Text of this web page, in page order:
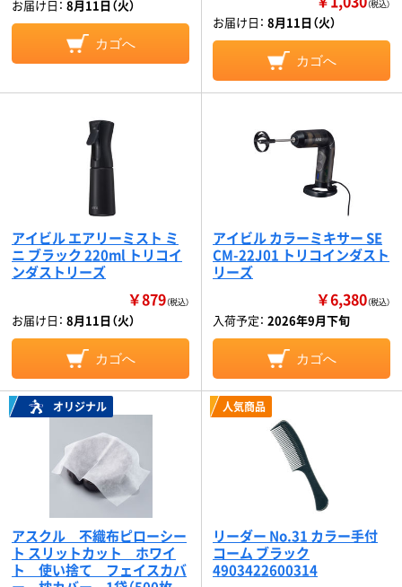
お届け日： 8月11日（火）
カゴへ
（税込）
お届け日： 8月11日（火）
カゴへ
アイビル エアリーミスト ミ
ニ ブラック 220ml トリコイ
ンダストリーズ
￥879（税込）
お届け日： 8月11日（火）
カゴへ
アイビル カラーミキサー SE
CM-22J01 トリコインダスト
リーズ
￥6,380（税込）
入荷予定： 2026年9月下旬
カゴへ
オリジナル
アスクル 不織布ピローシー
ト スリットカット ホワイ
ト 使い捨て フェイスカバ
人気商品
リーダー No.31 カラー手付
コーム ブラック
4903422600314